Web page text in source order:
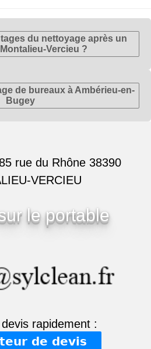
du nettoyage après un
Vercieu ?
de bureaux à Ambérieu-en-
Bugey
rue du Rhône 38390
VERCIEU
le portable
rapidement :
de devis